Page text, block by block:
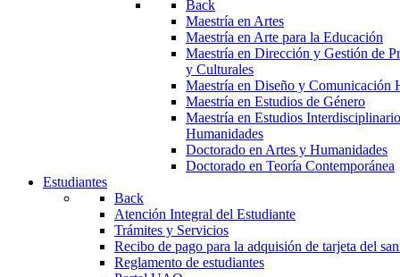
Back
Maestría en Artes
Maestría en Arte para la Educación
Maestría en Dirección y Gestión de
y Culturales
Maestría en Diseño y Comunicación
Maestría en Estudios de Género
Maestría en Estudios
Humanidades
Doctorado en Artes y Humanidades
Doctorado en Teoría Contemporánea
Estudiantes
Back
Atención Integral del Estudiante
Trámites y Servicios
Recibo de pago para la adquisión de tarjeta del
Reglamento de estudiantes